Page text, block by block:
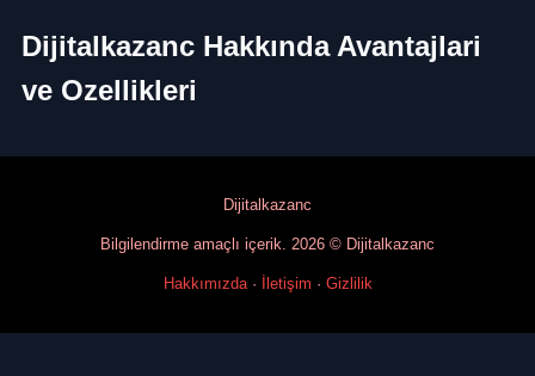
Dijitalkazanc Hakkında Avantajlari
ve Ozellikleri
Dijitalkazanc
Bilgilendirme amaçlı içerik. 2026 © Dijitalkazanc
Hakkımızda· İletişim · Gizlilik